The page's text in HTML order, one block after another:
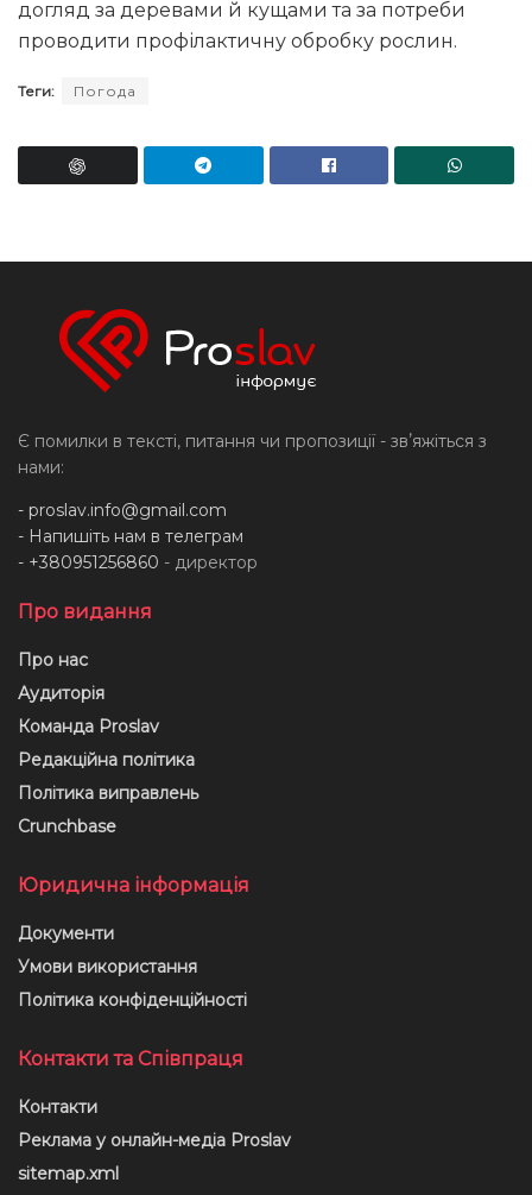
догляд за деревами й кущами та за потреби
проводити профілактичну обробку рослин.
Теги: Погода
Є помилки в тексті, питання чи пропозиції - звʼяжіться з
нами:
- proslav.info@gmail.com
- Напишіть нам в телеграм
- +380951256860 - директор
Про видання
Про нас
Аудиторія
Команда Proslav
Редакційна політика
Політика виправлень
Crunchbase
Юридична інформація
Документи
Умови використання
Політика конфіденційності
Контакти та Співпраця
Контакти
Реклама у онлайн-медіа Proslav
sitemap.xml